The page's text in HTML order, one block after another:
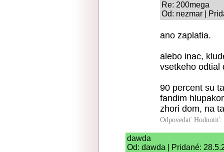
Re: 200mega
Od: nezmar |
ano zaplatia.
alebo inac,
vsetkeho odtial
90 percent su
fandim
zhori dom, na
Odpovedať Hodnotiť:
dawda
Od: dawda | Pridané: